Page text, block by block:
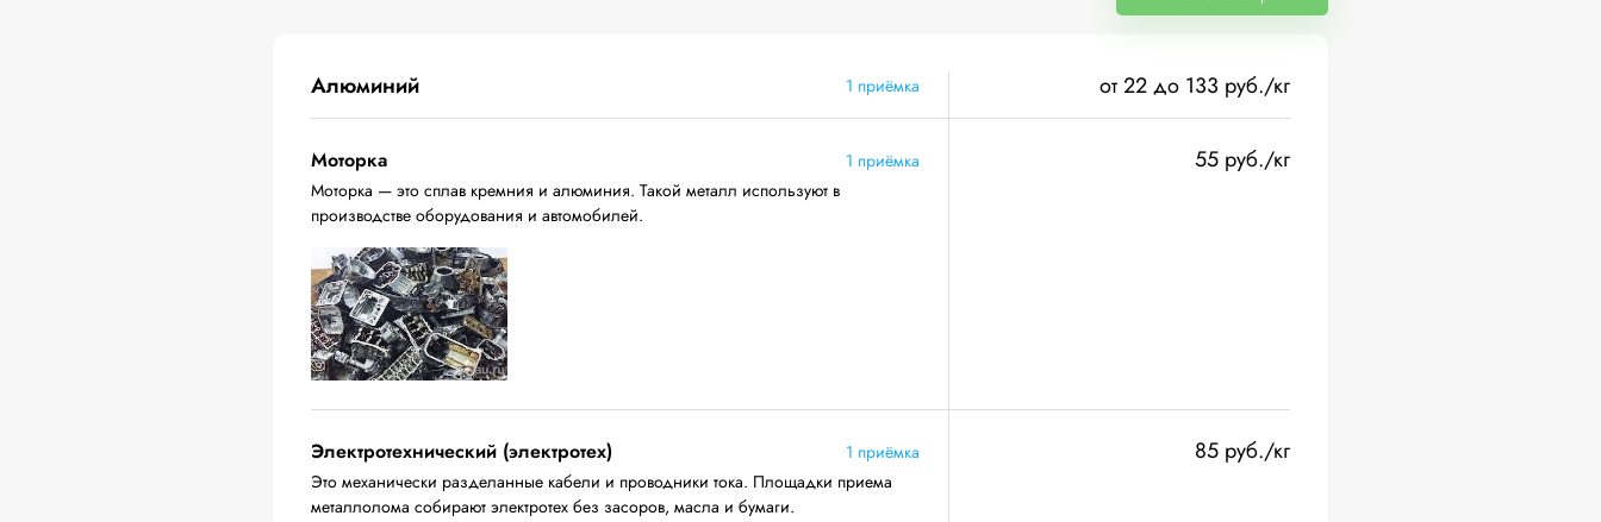
Алюминий 1 приёмка от 22 до 133 руб./кг
Моторка
1 приёмка
Моторка — это сплав кремния и алюминия. Такой металл используют в
производстве оборудования и автомобилей.
55 руб./кг
Электротехнический (электротех)
1 приёмка
Это механически разделанные кабели и проводники тока. Площадки приема
металлолома собирают электротех без засоров, масла и бумаги.
85 руб./кг